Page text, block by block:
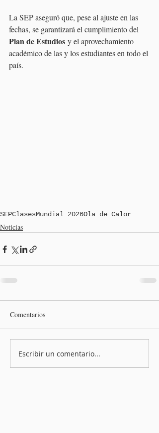
La SEP aseguró que, pese al ajuste en las
fechas, se garantizará el cumplimiento del
Plan de Estudios y el aprovechamiento
académico de las y los estudiantes en todo el
país.
SEPClasesMundial 2026Ola de Calor
Noticias
Comentarios
Escribir un comentario...